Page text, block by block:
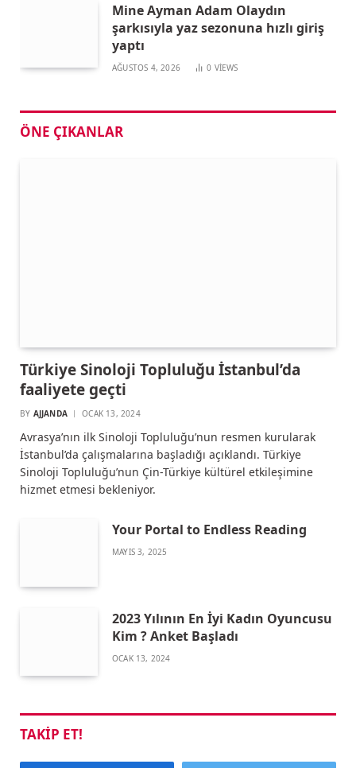
Mine Ayman Adam Olaydın
şarkısıyla yaz sezonuna hızlı giriş
yaptı
AĞUSTOS 4, 2026 0 VIEWS
ÖNE ÇIKANLAR
Türkiye Sinoloji Topluluğu İstanbul’da
faaliyete geçti
BY AJJANDA OCAK 13, 2024
Avrasya’nın ilk Sinoloji Topluluğu’nun resmen kurularak
İstanbul’da çalışmalarına başladığı açıklandı. Türkiye
Sinoloji Topluluğu’nun Çin-Türkiye kültürel etkileşimine
hizmet etmesi bekleniyor.
Your Portal to Endless Reading
MAYIS 3, 2025
2023 Yılının En İyi Kadın Oyuncusu
Kim ? Anket Başladı
OCAK 13, 2024
TAKIP ET!